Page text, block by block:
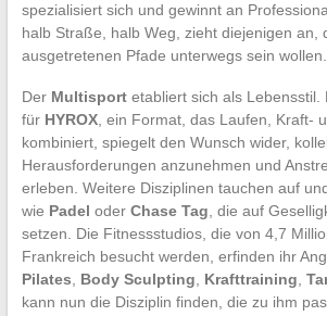
spezialisiert sich und gewinnt an
halb Straße, halb Weg, zieht diejenigen an,
ausgetretenen Pfade unterwegs sein wollen.
Der Multisportetabliert sich als Lebensstil.
für HYROX, ein Format, das Laufen, Kraft-
kombiniert, spiegelt den Wunsch wider,
Herausforderungen anzunehmen und
erleben. Weitere Disziplinen tauchen auf
wie Padel oder Chase Tag , die auf
setzen. Die Fitnessstudios, die von 4,7
Frankreich besucht werden, erfinden ihr
Pilates
Body Sculpting Krafttraining
kann nun die Disziplin finden, die zu ihm